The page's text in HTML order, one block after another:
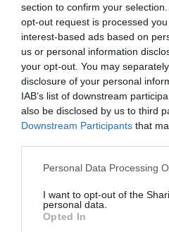
section to confirm your
opt-out request is processed
interest-based ads based on
us or personal information
your opt-out. You may
disclosure of your personal
IAB’s list of downstream
also be disclosed by us to third
Downstream Participants that
Please note that this website/
not limited to your visit or usage
grant or deny consent to
use your data for below
Personal Data Processing
I want to opt-out of the
personal data.
Opted In